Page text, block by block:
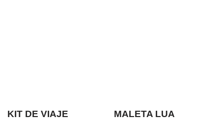
KIT DE VIAJE
MALETA LUA